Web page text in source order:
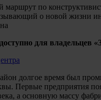
маршрут по
о новой жизни
для владельцев
долгое время был
Первые предприятия
а основную массу